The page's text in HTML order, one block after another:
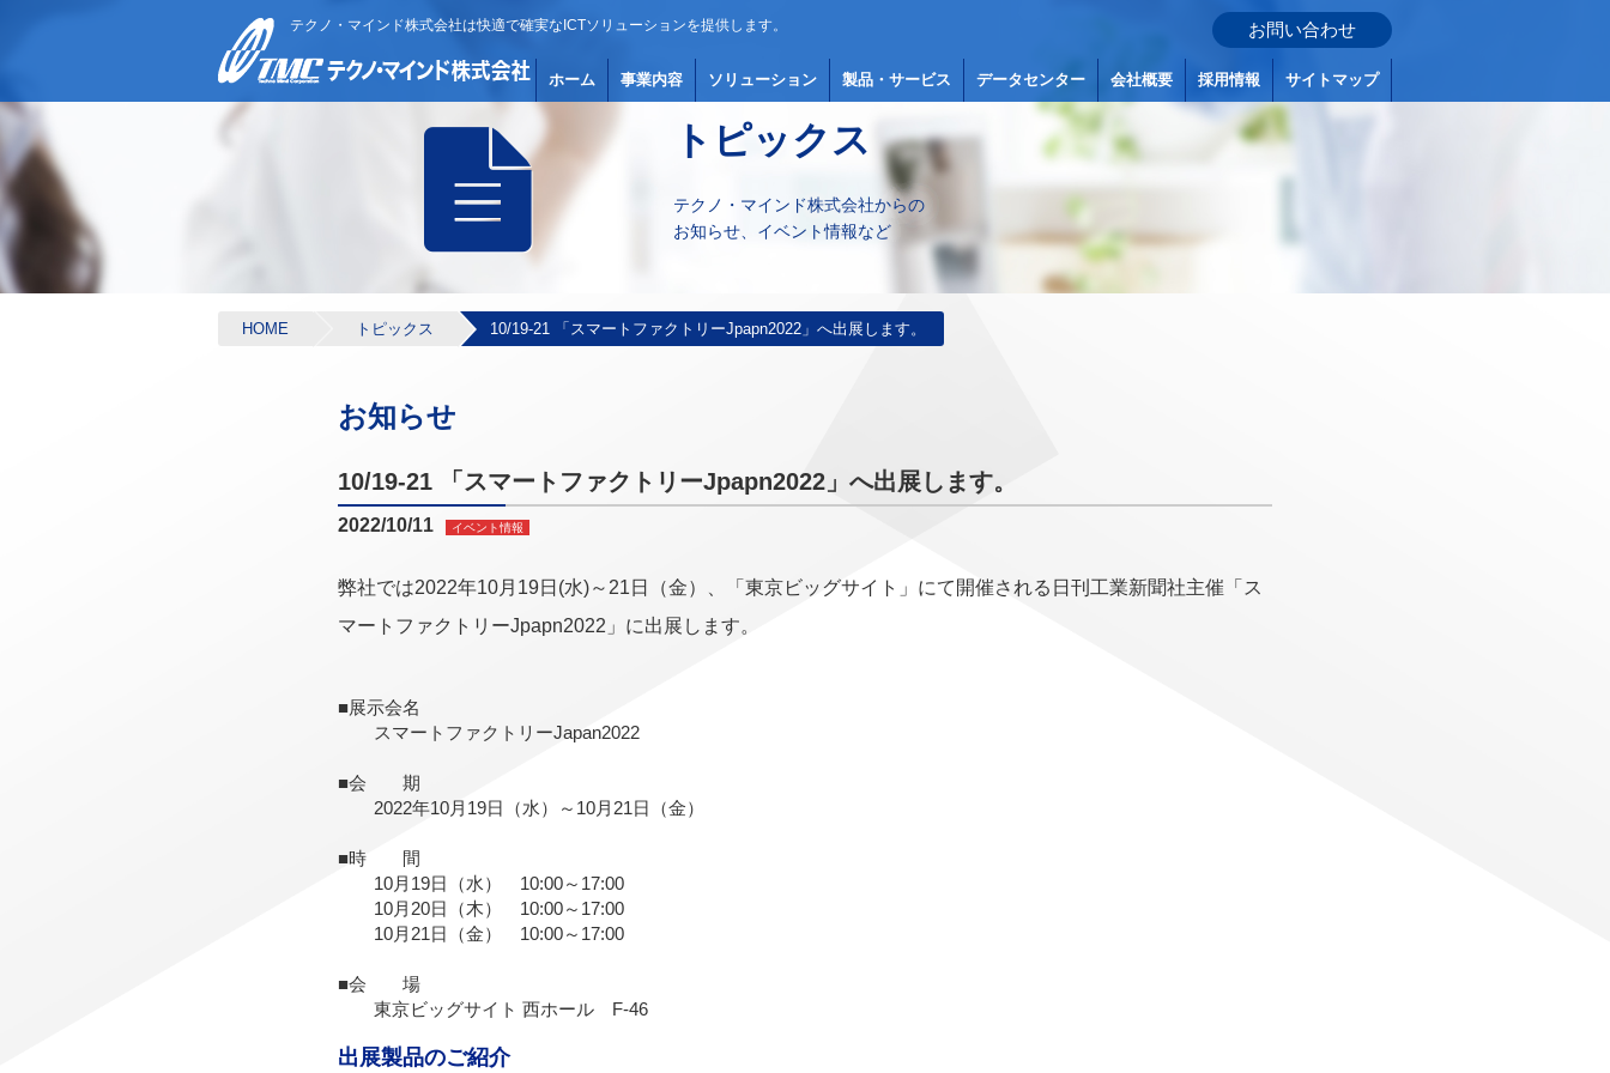
テクノ・マインド株式会社は快適で確実なICTソリューションを提供します。 お問い合わせ
ホーム 事業内容 ソリューション 製品・サービス データセンター 会社概要 採用情報 サイトマップ
トピックス
テクノ・マインド株式会社からの
お知らせ、イベント情報など
HOME トピックス 10/19-21 「スマートファクトリーJpapn2022」へ出展します。
お知らせ
10/19-21 「スマートファクトリーJpapn2022」へ出展します。
2022/10/11 イベント情報
弊社では2022年10月19日(水)～21日（金）、「東京ビッグサイト」にて開催される日刊工業新聞社主催「ス
マートファクトリーJpapn2022」に出展します。
■展示会名
スマートファクトリーJapan2022
■会 期
2022年10月19日（水）～10月21日（金）
■時 間
10月19日（水） 10:00～17:00
10月20日（木） 10:00～17:00
10月21日（金） 10:00～17:00
■会 場
東京ビッグサイト 西ホール F-46
出展製品のご紹介